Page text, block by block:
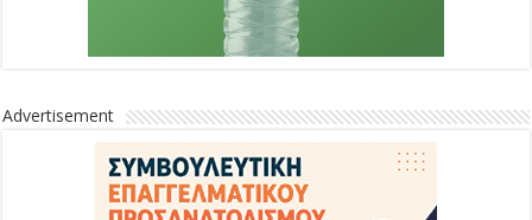
Advertisement